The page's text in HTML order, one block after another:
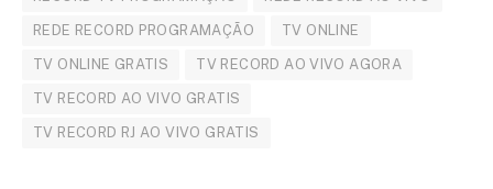
REDE RECORD PROGRAMAÇÃO TV ONLINE
TV ONLINE GRATIS TV RECORD AO VIVO AGORA
TV RECORD AO VIVO GRATIS
TV RECORD RJ AO VIVO GRATIS